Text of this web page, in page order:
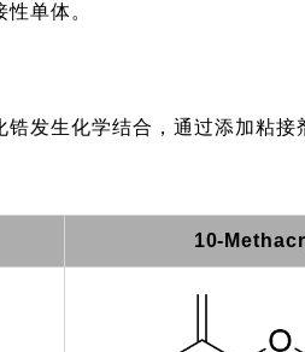
单体。
发生化学结合，通过添加粘接
10-